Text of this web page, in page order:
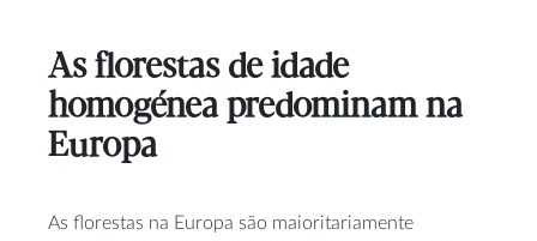
As florestas de idade
homogénea predominam na
Europa
As florestas na Europa são maioritariamente